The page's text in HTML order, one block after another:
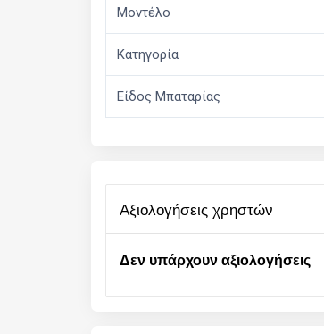
Μοντέλο
Κατηγορία
Είδος Μπαταρίας
αξιολογήσεις χρηστών
Δεν υπάρχουν αξιολογήσεις